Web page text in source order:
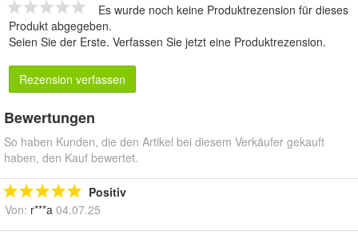
Es wurde noch keine Produktrezension für dieses
Produkt abgegeben.
Seien Sie der Erste. Verfassen Sie jetzt eine Produktrezension.
Rezension verfassen
Bewertungen
So haben Kunden, die den Artikel bei diesem Verkäufer gekauft
haben, den Kauf bewertet.
Positiv
Von: r***a 04.07.25